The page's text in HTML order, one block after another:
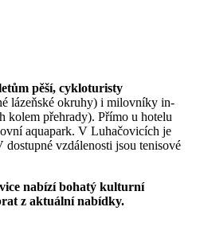
pěší, cykloturisty
lázeňské okruhy) i milovníky in-
kolem přehrady). Přímo u hotelu
aquapark. V Luhačovicích je
vzdálenosti jsou tenisové
nabízí bohatý kulturní
z aktuální nabídky.